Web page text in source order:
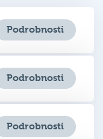
Podrobnosti
Podrobnosti
Podrobnosti